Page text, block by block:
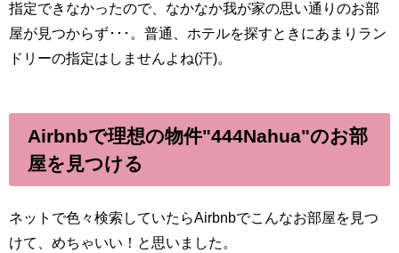
指定できなかったので、なかなか我が家の思い通りのお部
屋が見つからず･･･。普通、ホテルを探すときにあまりラン
ドリーの指定はしませんよね(汗)。
Airbnbで理想の物件"444Nahua"のお部
屋を見つける
ネットで色々検索していたらAirbnbでこんなお部屋を見つ
けて、めちゃいい！と思いました。